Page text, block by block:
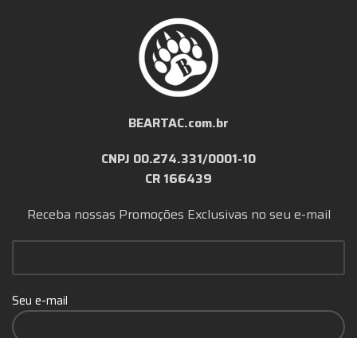
BEARTAC.com.br
CNPJ 00.274.331/0001-10
CR 166439
Receba nossas Promoções Exclusivas no seu e-mail
Seu e-mail